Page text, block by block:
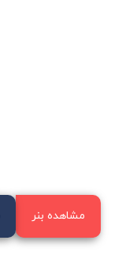
مشاهده بنر